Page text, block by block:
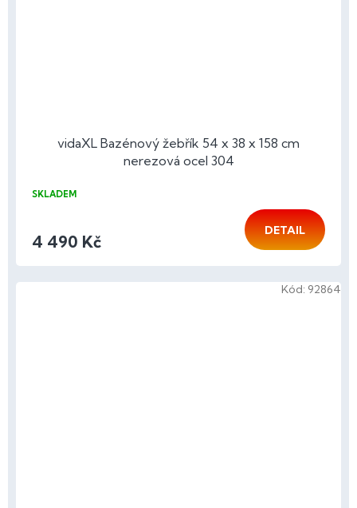
vidaXL Bazénový žebřík 54 x 38 x 158 cm
nerezová ocel 304
SKLADEM
4 490 Kč
DETAIL
Kód: 92864